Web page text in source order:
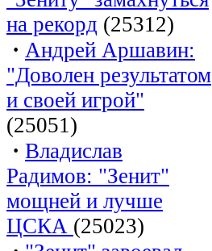
на рекорд (25312)
· Андрей Аршавин:
"Доволен результатом
и своей игрой"
(25051)
· Владислав
Радимов: "Зенит"
мощней и лучше
ЦСКА (25023)